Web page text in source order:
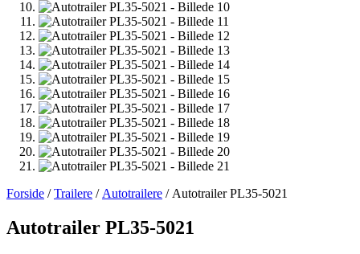
Forside /Trailere / Autotrailere / Autotrailer PL35-5021
Autotrailer PL35-5021